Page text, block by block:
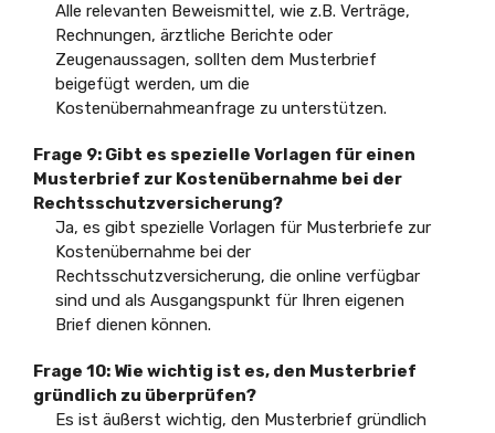
Alle relevanten Beweismittel, wie z.B. Verträge,
Rechnungen, ärztliche Berichte oder
Zeugenaussagen, sollten dem Musterbrief
beigefügt werden, um die
Kostenübernahmeanfrage zu unterstützen.
Frage 9: Gibt es spezielle Vorlagen für einen
Musterbrief zur Kostenübernahme bei der
Rechtsschutzversicherung?
Ja, es gibt spezielle Vorlagen für Musterbriefe zur
Kostenübernahme bei der
Rechtsschutzversicherung, die online verfügbar
sind und als Ausgangspunkt für Ihren eigenen
Brief dienen können.
Frage 10: Wie wichtig ist es, den Musterbrief
gründlich zu überprüfen?
Es ist äußerst wichtig, den Musterbrief gründlich